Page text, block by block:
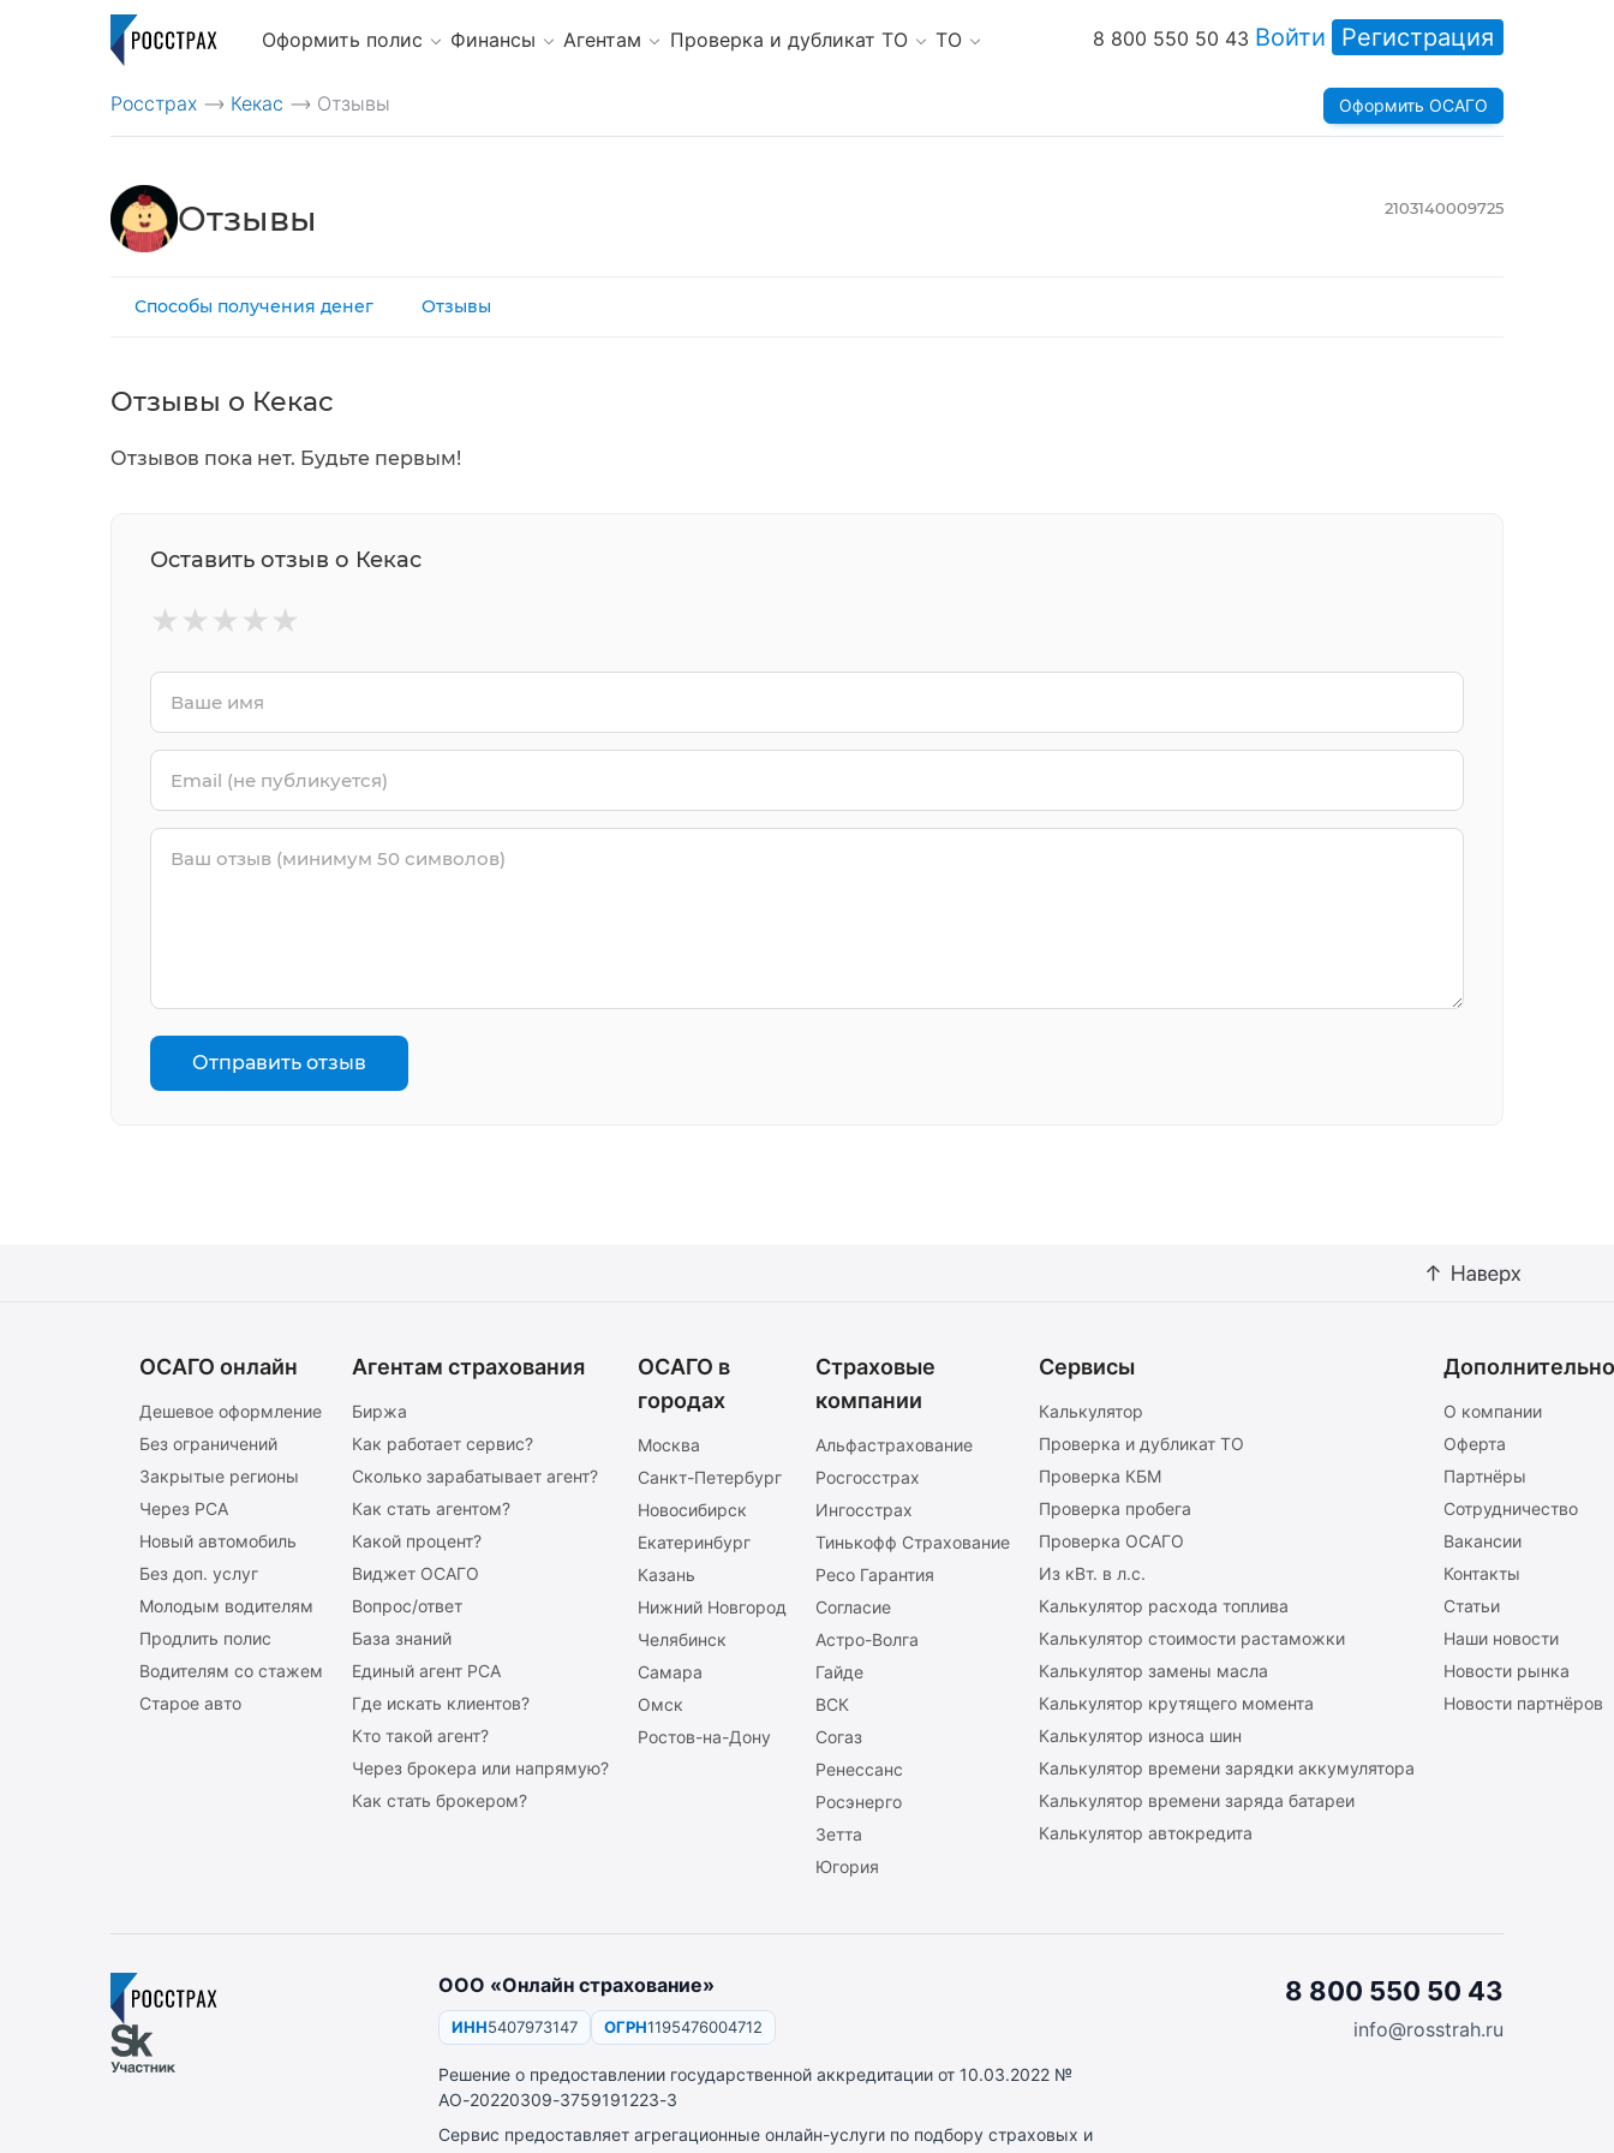
Оформить полис Финансы Агентам Проверка и дубликат ТО ТО 8 800 550 50 43 Войти Регистрация
Росстрах > Кекас > Отзывы Оформить ОСАГО
Отзывы 2103140009725
Способы получения денег Отзывы
Отзывы о Кекас
Отзывов пока нет. Будьте первым!
Оставить отзыв о Кекас
★
★
★
★
★
Отправить отзыв
ОСАГО онлайн
Дешевое оформление
Без ограничений
Закрытые регионы
Через РСА
Новый автомобиль
Без доп. услуг
Молодым водителям
Продлить полис
Водителям со стажем
Старое авто
Агентам страхования
Биржа
Как работает сервис?
Сколько зарабатывает агент?
Как стать агентом?
Какой процент?
Виджет ОСАГО
Вопрос/ответ
База знаний
Единый агент РСА
Где искать клиентов?
Кто такой агент?
Через брокера или напрямую?
Как стать брокером?
ОСАГО в
городах
Москва
Санкт-Петербург
Новосибирск
Екатеринбург
Казань
Нижний Новгород
Челябинск
Самара
Омск
Ростов-на-Дону
Страховые
компании
Альфастрахование
Росгосстрах
Ингосстрах
Тинькофф Страхование
Ресо Гарантия
Согласие
Астро-Волга
Гайде
ВСК
Согаз
Ренессанс
Росэнерго
Зетта
Югория
Сервисы
Калькулятор
Проверка и дубликат ТО
Проверка КБМ
Проверка пробега
Проверка ОСАГО
Из кВт. в л.с.
Калькулятор расхода топлива
Калькулятор стоимости растаможки
Калькулятор замены масла
Калькулятор крутящего момента
Калькулятор износа шин
Калькулятор времени зарядки аккумулятора
Калькулятор времени заряда батареи
Калькулятор автокредита
Дополнительно
О компании
Оферта
Партнёры
Сотрудничество
Вакансии
Контакты
Статьи
Наши новости
Новости рынка
Новости партнёров
ООО «Онлайн страхование»
ИНН5407973147 ОГРН1195476004712
Решение о предоставлении государственной аккредитации от 10.03.2022 №
АО-20220309-3759191223-3
Сервис предоставляет агрегационные онлайн-услуги по подбору страховых и
8 800 550 50 43
info@rosstrah.ru